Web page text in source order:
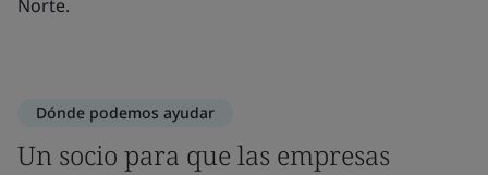
Norte.
Dónde podemos ayudar
Un socio para que las empresas